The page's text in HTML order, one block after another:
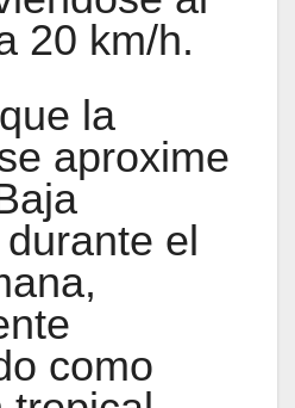
20 km/h.
la
aproxime
el
como